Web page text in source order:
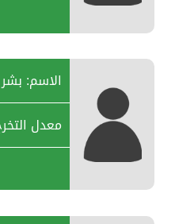
الاسم:
معدل التخرج: